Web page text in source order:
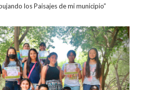
los Paisajes de mi municipio”